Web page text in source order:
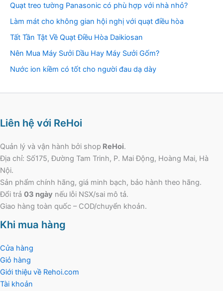
Quạt treo tường Panasonic có phù hợp với nhà nhỏ?
Làm mát cho không gian hội nghị với quạt điều hòa
Tất Tần Tật Về Quạt Điều Hòa Daikiosan
Nên Mua Máy Sưởi Dầu Hay Máy Sưởi Gốm?
Nước ion kiềm có tốt cho người đau dạ dày
Liên hệ với ReHoi
Quản lý và vận hành bởi shop ReHoi.
Địa chỉ: Số175, Đường Tam Trinh, P. Mai Động, Hoàng Mai, Hà
Nội.
Sản phẩm chính hãng, giá minh bạch, bảo hành theo hãng.
Đổi trả 03 ngày nếu lỗi NSX/sai mô tả.
Giao hàng toàn quốc – COD/chuyển khoản.
Khi mua hàng
Cửa hàng
Giỏ hàng
Giới thiệu về Rehoi.com
Tài khoản